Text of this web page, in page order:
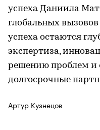
успеха Даниила
глобальных
успеха остаются
экспертиза,
решению проблем и
долгосрочные
Артур Кузнецов